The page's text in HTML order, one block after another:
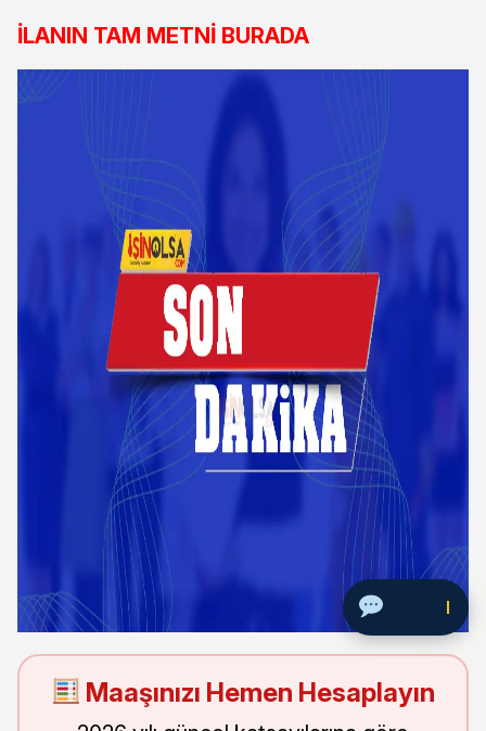
İLANIN TAM METNİ BURADA
Maaşınızı Hemen Hesaplayın